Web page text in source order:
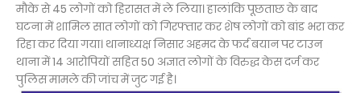
मौके से 45 लोगों को हिरासत में ले लिया। हालांकि पूछताछ के बाद
घटना में शामिल सात लोगों को गिरफ्तार कर शेष लोगों को बांड भरा कर
रिहा कर दिया गया। थानाध्यक्ष निसार अहमद के फर्द बयान पर टाउन
थाना में 14 आरोपियों सहित 50 अज्ञात लोगों के विरुद्ध केस दर्ज कर
पुलिस मामले की जांच में जुट गई है।